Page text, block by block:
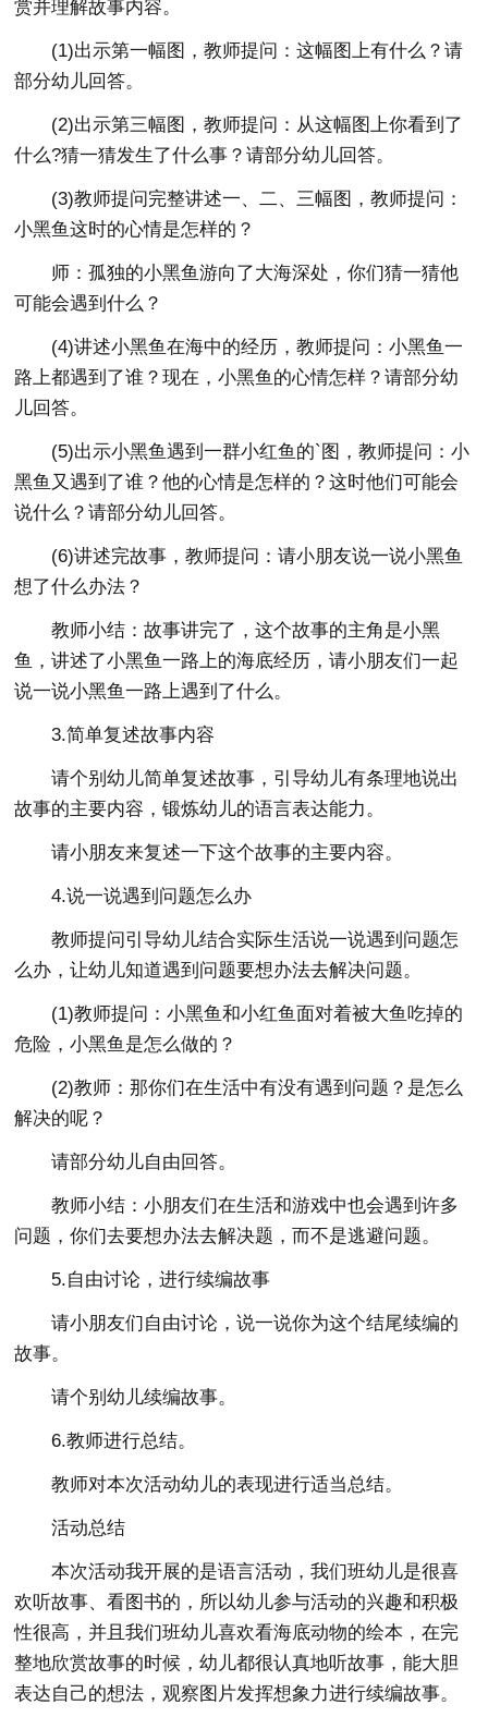
赏并理解故事内容。
(1)出示第一幅图，教师提问：这幅图上有什么？请
部分幼儿回答。
(2)出示第三幅图，教师提问：从这幅图上你看到了
什么?猜一猜发生了什么事？请部分幼儿回答。
(3)教师提问完整讲述一、二、三幅图，教师提问：
小黑鱼这时的心情是怎样的？
师：孤独的小黑鱼游向了大海深处，你们猜一猜他
可能会遇到什么？
(4)讲述小黑鱼在海中的经历，教师提问：小黑鱼一
路上都遇到了谁？现在，小黑鱼的心情怎样？请部分幼
儿回答。
(5)出示小黑鱼遇到一群小红鱼的`图，教师提问：小
黑鱼又遇到了谁？他的心情是怎样的？这时他们可能会
说什么？请部分幼儿回答。
(6)讲述完故事，教师提问：请小朋友说一说小黑鱼
想了什么办法？
教师小结：故事讲完了，这个故事的主角是小黑
鱼，讲述了小黑鱼一路上的海底经历，请小朋友们一起
说一说小黑鱼一路上遇到了什么。
3.简单复述故事内容
请个别幼儿简单复述故事，引导幼儿有条理地说出
故事的主要内容，锻炼幼儿的语言表达能力。
请小朋友来复述一下这个故事的主要内容。
4.说一说遇到问题怎么办
教师提问引导幼儿结合实际生活说一说遇到问题怎
么办，让幼儿知道遇到问题要想办法去解决问题。
(1)教师提问：小黑鱼和小红鱼面对着被大鱼吃掉的
危险，小黑鱼是怎么做的？
(2)教师：那你们在生活中有没有遇到问题？是怎么
解决的呢？
请部分幼儿自由回答。
教师小结：小朋友们在生活和游戏中也会遇到许多
问题，你们去要想办法去解决题，而不是逃避问题。
5.自由讨论，进行续编故事
请小朋友们自由讨论，说一说你为这个结尾续编的
故事。
请个别幼儿续编故事。
6.教师进行总结。
教师对本次活动幼儿的表现进行适当总结。
活动总结
本次活动我开展的是语言活动，我们班幼儿是很喜
欢听故事、看图书的，所以幼儿参与活动的兴趣和积极
性很高，并且我们班幼儿喜欢看海底动物的绘本，在完
整地欣赏故事的时候，幼儿都很认真地听故事，能大胆
表达自己的想法，观察图片发挥想象力进行续编故事。